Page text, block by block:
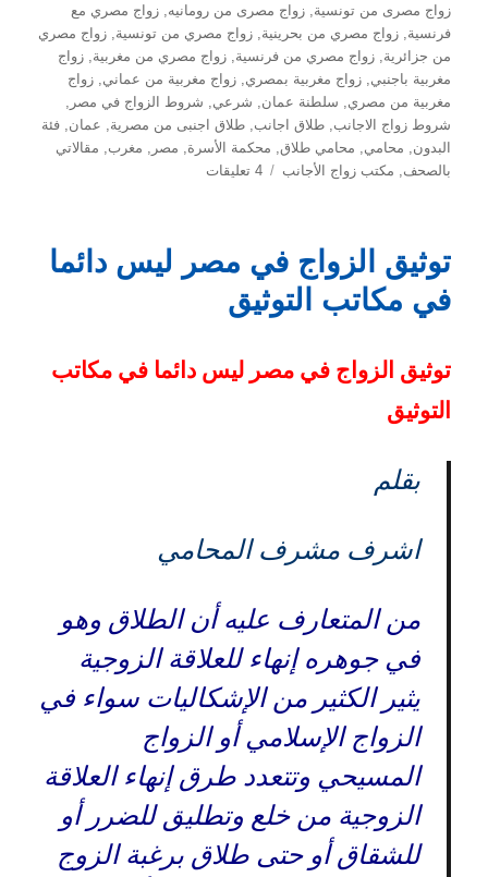
زواج مصرى من تونسية ,زواج مصرى من رومانيه ,زواج مصري مع
فرنسية ,زواج مصري من بحرينية ,زواج مصري من تونسية ,زواج مصري
من جزائرية ,زواج مصري من فرنسية ,زواج مصري من مغربية ,زواج
مغربية باجنبي ,زواج مغربية بمصري ,زواج مغربية من عماني ,زواج
مغربية من مصري
سلطنة عمان شرعي شروط الزواج في مصر
شروط زواج الاجانب ,طلاق اجانب ,طلاق اجنبى من مصرية عمان ,فئة
البدون
محامي محامي طلاق محكمة الأسرة مصر مغرب
مقالاتي
بالصحف
مكتب زواج الأجانب 4 تعليقات
توثيق الزواج في مصر ليس دائما
في مكاتب التوثيق
توثيق الزواج في مصر ليس دائما في مكاتب
التوثيق
بقلم
اشرف مشرف المحامي
من المتعارف عليه أن الطلاق وهو
في جوهره إنهاء للعلاقة الزوجية
يثير الكثير من الإشكاليات سواء في
الزواج الإسلامي أو الزواج
المسيحي وتتعدد طرق إنهاء العلاقة
الزوجية من خلع وتطليق للضرر أو
للشقاق أو حتى طلاق برغبة الزوج